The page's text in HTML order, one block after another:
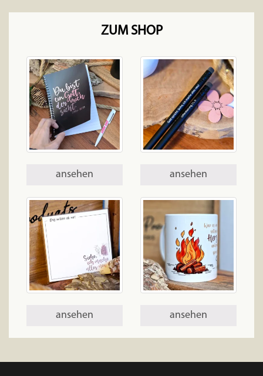
ZUM SHOP
ansehen ansehen
ansehen ansehen